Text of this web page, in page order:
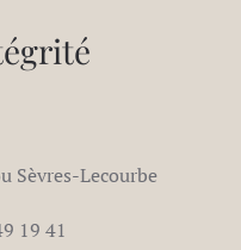
Sèvres-Lecourbe
19 41